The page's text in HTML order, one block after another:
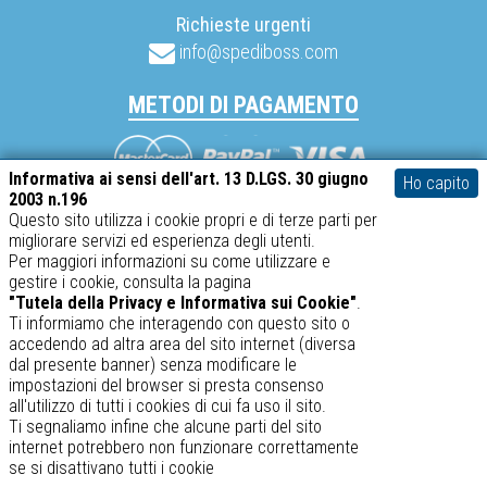
Informativa ai sensi dell'art. 13 D.LGS. 30 giugno
2003 n.196
Questo sito utilizza i cookie propri e di terze parti per
migliorare servizi ed esperienza degli utenti.
Per maggiori informazioni su come utilizzare e
gestire i cookie, consulta la pagina
"Tutela della Privacy e Informativa sui Cookie".
Ti informiamo che interagendo con questo sito o
accedendo ad altra area del sito internet (diversa
dal presente banner) senza modificare le
impostazioni del browser si presta consenso
all'utilizzo di tutti i cookies di cui fa uso il sito.
Ti segnaliamo infine che alcune parti del sito
internet potrebbero non funzionare correttamente
se si disattivano tutti i cookie
Ho capito
Richieste urgenti
info@spediboss.com
METODI DI PAGAMENTO
MastercardVisa PayPal
SABATINO srl – P.IVA 02634410969
spediboss.com © 2014-2026